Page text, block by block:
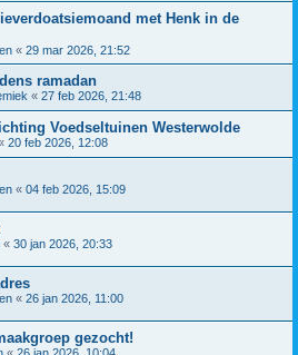
met Henk in de
« 29 mar 2026, 21:52
ramadan
« 27 feb 2026, 21:48
Voedseltuinen Westerwolde
20 feb 2026, 12:08
« 04 feb 2026, 15:09
« 30 jan 2026, 20:33
« 26 jan 2026, 11:00
gezocht!